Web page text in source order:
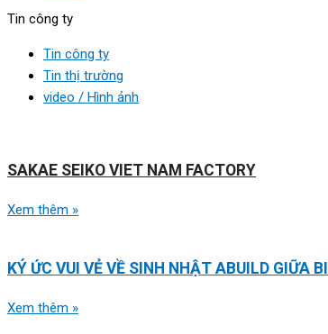
Tin công ty
Tin công ty
Tin thị trường
video / Hình ảnh
SAKAE SEIKO VIET NAM FACTORY
Xem thêm »
KÝ ỨC VUI VẺ VỀ SINH NHẬT ABUILD GIỮA
Xem thêm »